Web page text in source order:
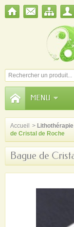
MENU
Accueil >
de Cristal de Roche
Bague de